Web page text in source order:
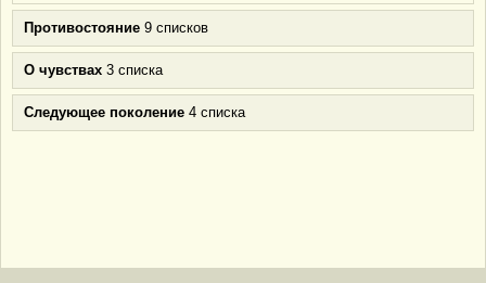
Противостояние 9 списков
О чувствах 3 списка
Следующее поколение 4 списка